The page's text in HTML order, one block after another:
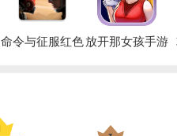
命令与征服红色放开那女孩手游